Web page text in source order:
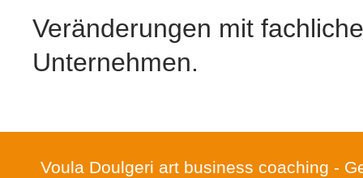
Veränderungen mit
Unternehmen.
Voula Doulgeri art business coaching -